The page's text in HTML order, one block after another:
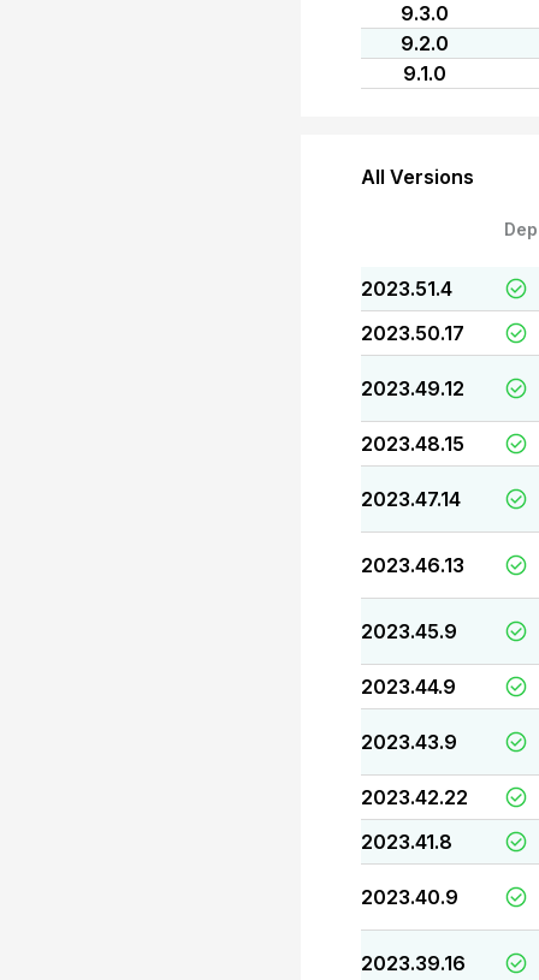
9.3.0
9.2.0
9.1.0
All Versions
2023.51.4
2023.50.17
2023.49.12
2023.48.15
2023.47.14
2023.46.13
2023.45.9
2023.44.9
2023.43.9
2023.42.22
2023.41.8
2023.40.9
2023.39.16